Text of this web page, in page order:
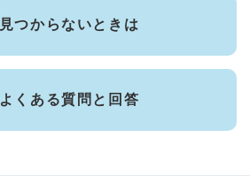
見つからないときは
よくある質問と回答